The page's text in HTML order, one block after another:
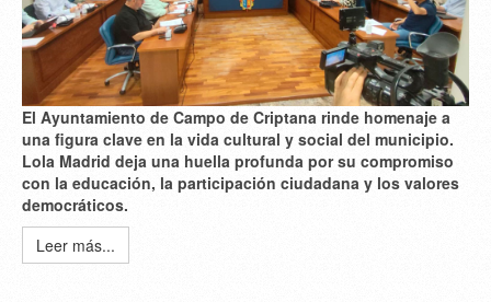
El Ayuntamiento de Campo de Criptana rinde homenaje a
una figura clave en la vida cultural y social del municipio.
Lola Madrid deja una huella profunda por su compromiso
con la educación, la participación ciudadana y los valores
democráticos.
Leer más...